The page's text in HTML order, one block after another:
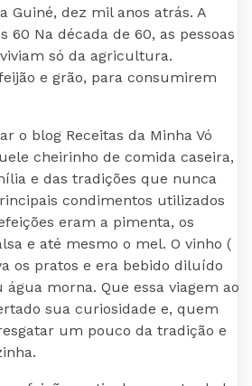
Guiné, dez mil anos atrás. A
60 Na década de 60, as pessoas
só da agricultura.
e grão, para consumirem
o blog Receitas da Minha Vó
cheirinho de comida caseira,
e das tradições que nunca
condimentos utilizados
eram a pimenta, os
e até mesmo o mel. O vinho (
os pratos e era bebido diluído
morna. Que essa viagem ao
sua curiosidade e, quem
um pouco da tradição e